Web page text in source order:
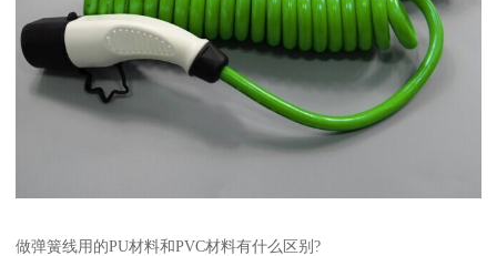
做弹簧线用的PU材料和PVC材料有什么区别?